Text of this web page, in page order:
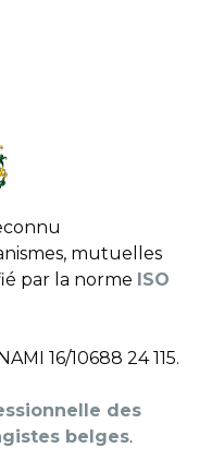
mutuelles
par la norme ISO
16/10688 24 115.
des
belges.